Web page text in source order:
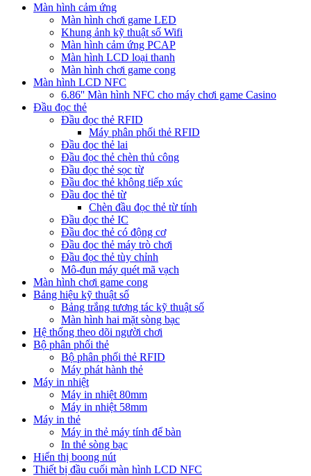
Màn hình cảm ứng
Màn hình chơi game LED
Khung ảnh kỹ thuật số Wifi
Màn hình cảm ứng PCAP
Màn hình LCD loại thanh
Màn hình chơi game cong
Màn hình LCD NFC
6.86'' Màn hình NFC cho máy chơi game Casino
Đầu đọc thẻ
Đầu đọc thẻ RFID
Máy phân phối thẻ RFID
Đầu đọc thẻ lai
Đầu đọc thẻ chèn thủ công
Đầu đọc thẻ sọc từ
Đầu đọc thẻ không tiếp xúc
Đầu đọc thẻ từ
Chèn đầu đọc thẻ từ tính
Đầu đọc thẻ IC
Đầu đọc thẻ có động cơ
Đầu đọc thẻ máy trò chơi
Đầu đọc thẻ tùy chỉnh
Mô-đun máy quét mã vạch
Màn hình chơi game cong
Bảng hiệu kỹ thuật số
Bảng trắng tương tác kỹ thuật số
Màn hình hai mặt sòng bạc
Hệ thống theo dõi người chơi
Bộ phân phối thẻ
Bộ phân phối thẻ RFID
Máy phát hành thẻ
Máy in nhiệt
Máy in nhiệt 80mm
Máy in nhiệt 58mm
Máy in thẻ
Máy in thẻ máy tính để bàn
In thẻ sòng bạc
Hiển thị boong nút
Thiết bị đầu cuối màn hình LCD NFC